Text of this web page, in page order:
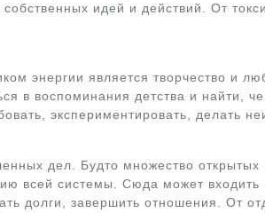
идей и действий. От
энергии является творчество и
в воспоминания детства и найти,
экспериментировать, делать
дел. Будто множество открытых
всей системы. Сюда может входить
долги, завершить отношения. От